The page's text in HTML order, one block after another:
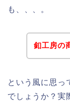
も、、、。
釦工房の
という風に思っ
でしょうか？実